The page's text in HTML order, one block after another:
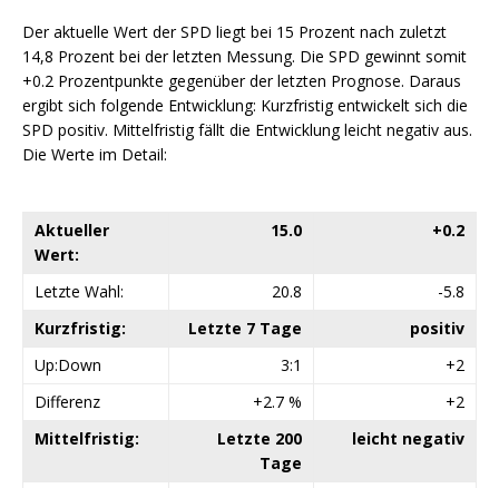
Der aktuelle Wert der SPD liegt bei 15 Prozent nach zuletzt
14,8 Prozent bei der letzten Messung. Die SPD gewinnt somit
+0.2 Prozentpunkte gegenüber der letzten Prognose. Daraus
ergibt sich folgende Entwicklung: Kurzfristig entwickelt sich die
SPD positiv. Mittelfristig fällt die Entwicklung leicht negativ aus.
Die Werte im Detail:
Aktueller
Wert:
15.0 +0.2
Letzte Wahl: 20.8
-5.8
Kurzfristig:
Letzte 7 Tage
positiv
Up:Down
3:1
+2
Differenz
+2.7 %
+2
Mittelfristig:
Letzte 200
Tage
leicht negativ